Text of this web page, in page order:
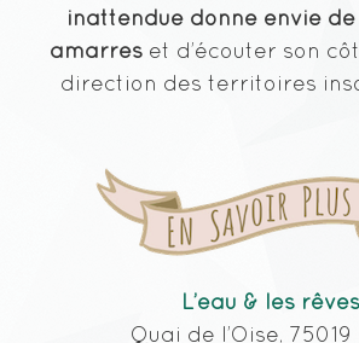
inattendue donne envie
amarres et d’écouter son
direction des territoires
L’eau & les rêves
Quai de l’Oise,